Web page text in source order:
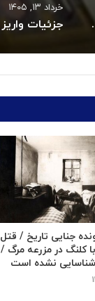
جزئیات واریز کالابرگ خردادماه:
خرداد ۱۱, ۱۴۰۵
جنایی تاریخ / قتل
کلنگ در مزرعه مرگ /
شناسایی نشده است